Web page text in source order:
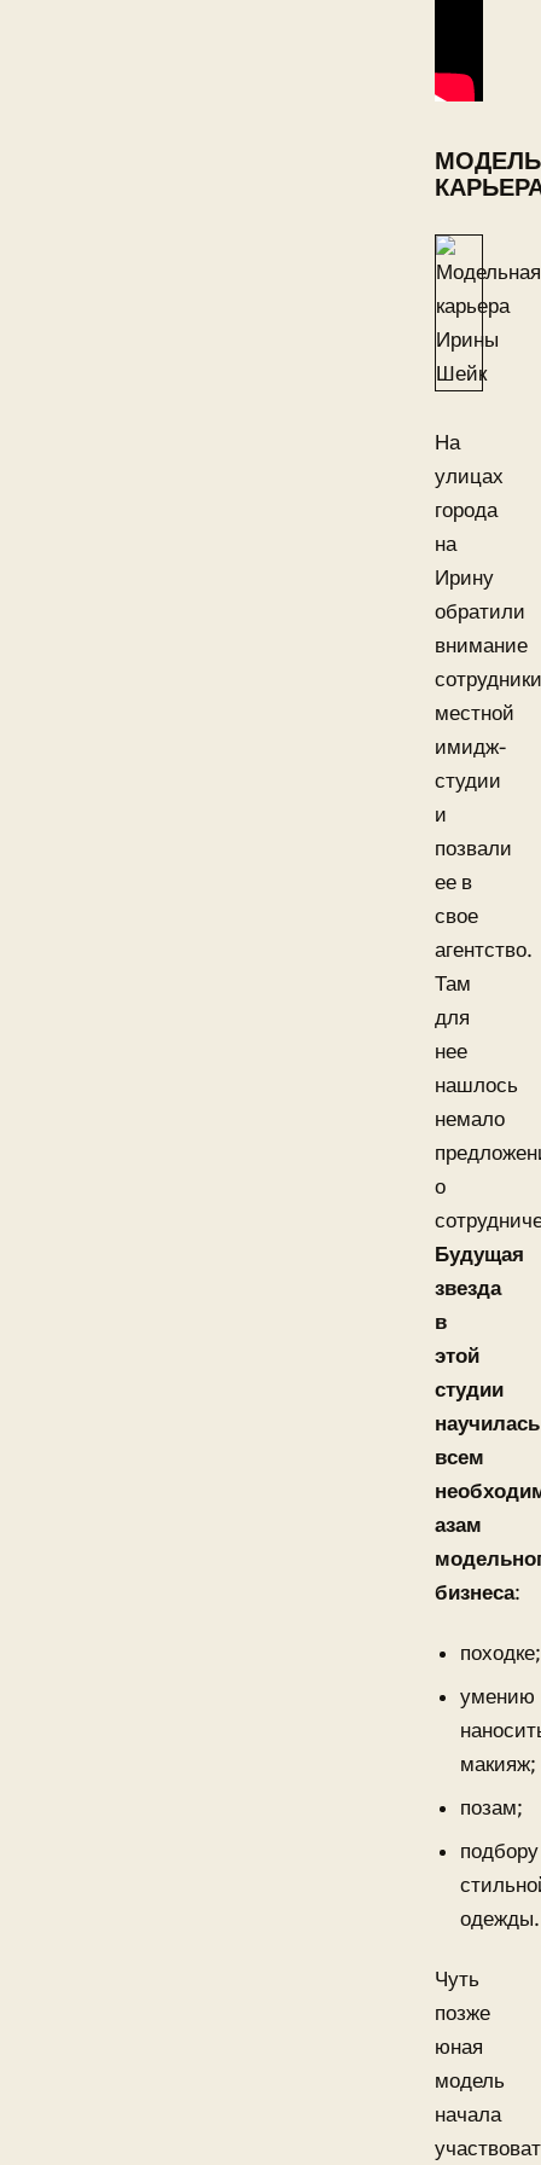
На
улицах
города
на
Ирину
обратили
внимание
сотрудники
местной
имидж-
студии
и
позвали
ее в
свое
агентство.
Там
для
нее
нашлось
немало
о
Будущая
звезда
в
этой
студии
научилась
всем
азам
бизнеса:
походке;
умению
макияж;
позам;
подбору
одежды.
Чуть
позже
юная
модель
начала